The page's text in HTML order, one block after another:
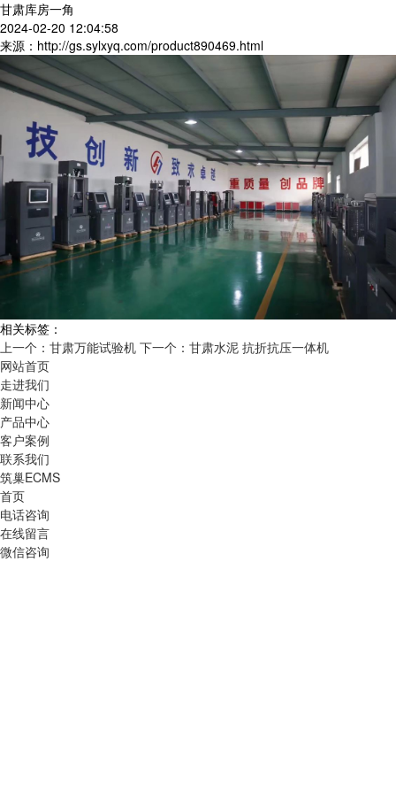
甘肃库房一角
2024-02-20 12:04:58
来源：http://gs.sylxyq.com/product890469.html
相关标签：
上一个：甘肃万能试验机 下一个：甘肃水泥 抗折抗压一体机
网站首页
走进我们
新闻中心
产品中心
客户案例
联系我们
筑巢ECMS
首页
电话咨询
在线留言
微信咨询